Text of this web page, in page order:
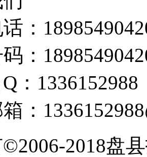
：
：
： 1336152988
：
©2006-2018盘